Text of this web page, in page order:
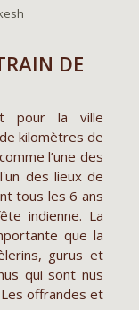
DE
pour la ville
kilomètres de
l’une des
des lieux de
tous les 6 ans
indienne. La
que la
gurus et
qui sont nus
offrandes et